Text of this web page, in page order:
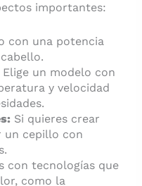
importantes:
con una potencia
un modelo con
y velocidad
Si quieres crear
un cepillo con
con tecnologías que
como la